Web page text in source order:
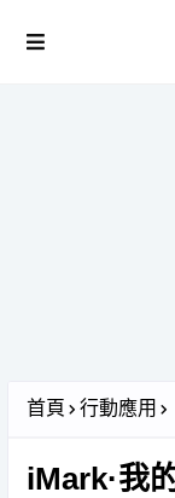
首頁 行動應用
iMark·我